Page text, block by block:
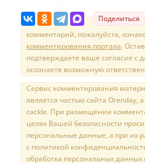
Поделиться
комментарий, пожалуйста,
комментирования портала.
подтверждаете ваше согласие
осознаете возможную
Сервис комментирования
является частью сайта Orenday,
cackle. При размещении
целях Вашей безопасности
персональные данные, а при их
с политикой
обработка персональных данных